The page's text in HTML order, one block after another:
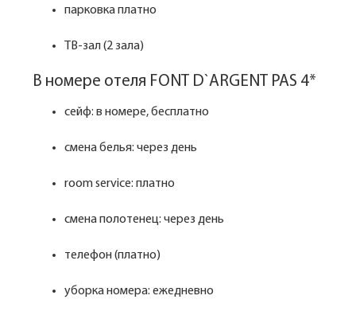
парковка платно
ТВ-зал (2 зала)
В номере отеля FONT D`ARGENT PAS 4*
сейф: в номере, бесплатно
смена белья: через день
room service: платно
смена полотенец: через день
телефон (платно)
уборка номера: ежедневно